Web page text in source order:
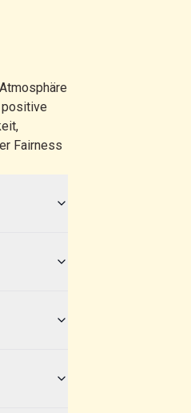
positive
Fairness